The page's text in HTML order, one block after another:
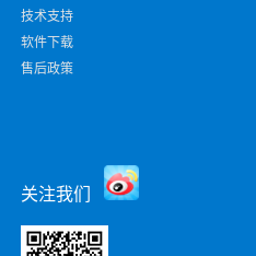
技术支持
软件下载
售后政策
关注我们